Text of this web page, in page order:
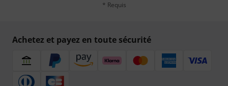
* Requis
Achetez et payez en toute sécurité